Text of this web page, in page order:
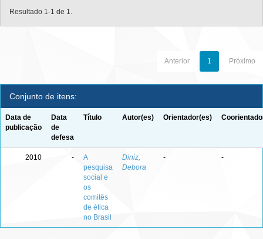
Resultado 1-1 de 1.
Anterior 1 Próximo
Conjunto de itens:
Data de
publicação
Data
de
defesa
Título Autor(es) Orientador(es)
2010 -
A
pesquisa
social e
os
comitês
de ética
no Brasil
Diniz,
Debora
- -